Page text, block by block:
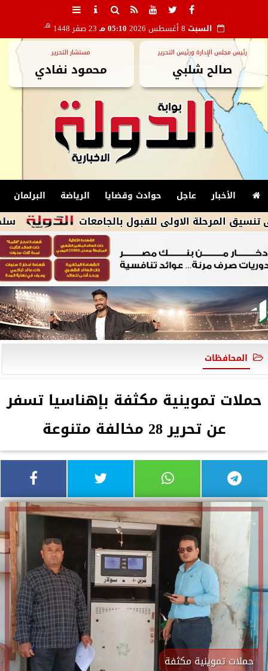
السبت 05:10 مـ 23 صفر 1448 هـ
رئيس مجلس الإدارة ورئيس التحرير
صالح شلبي
مستشار التحرير
محمود نفادي
الأخبار عاجل حوادث وقضايا الرياضة البرلمان
سلطنة عمان
المحافظات
حملات تموينية مكثفة بإهناسيا تسفر
عن تحرير 28 مخالفة متنوعة
حملات تموينية مكثفة